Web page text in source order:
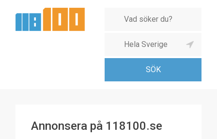
Annonsera på 118100.se